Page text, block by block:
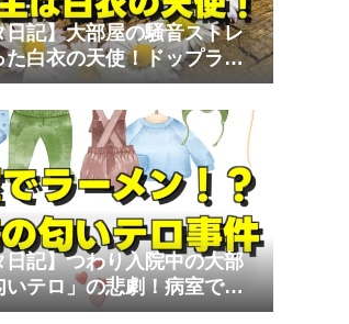
日記】大部屋の騒音ストレ
た白衣の天使！ドップラー
至福
日記】つわり入院中の大部
いテロ」の悲劇！病室でラ
勘弁して